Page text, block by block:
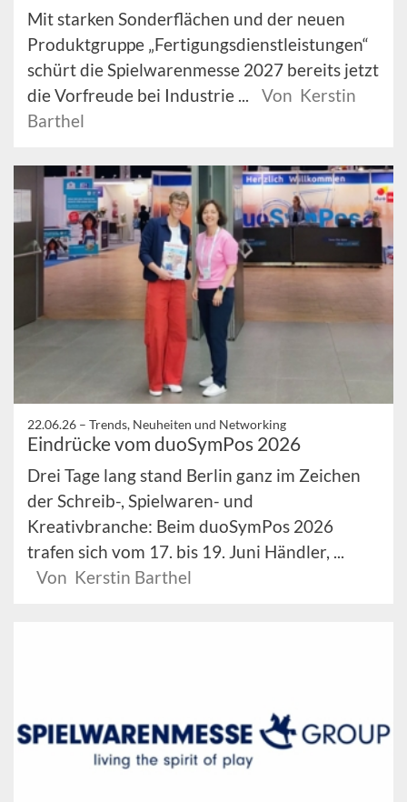
Mit starken Sonderflächen und der neuen
Produktgruppe „Fertigungsdienstleistungen“
schürt die Spielwarenmesse 2027 bereits jetzt
die Vorfreude bei Industrie ...
Von Kerstin
Barthel
22.06.26 – Trends, Neuheiten und Networking
Eindrücke vom duoSymPos 2026
Drei Tage lang stand Berlin ganz im Zeichen
der Schreib-, Spielwaren- und
Kreativbranche: Beim duoSymPos 2026
trafen sich vom 17. bis 19. Juni Händler, ...
Von Kerstin Barthel